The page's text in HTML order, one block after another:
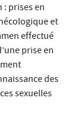
prises en
et
effectué
prise en
des
sexuelles